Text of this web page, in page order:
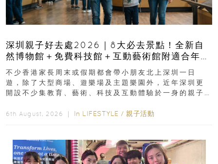
深圳親子好去處2026｜8大必去景點！全新自
然博物館＋免費科技館＋互動藝術館附適合年
齡、交通、門票、開放時間
不少香港家長周末或假期都會帶小朋友北上深圳一日
遊，除了大型商場、遊樂場及主題樂園外，近年深圳更
開設不少集教育、藝術、科技及互動體驗於一身的親子
6th August, 2026 ｜ In LIFESTYLE / 親子活動